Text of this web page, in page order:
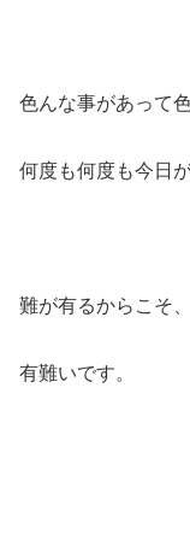
色んな事があって
何度も何度も今日
難が有るからこそ、
有難いです。